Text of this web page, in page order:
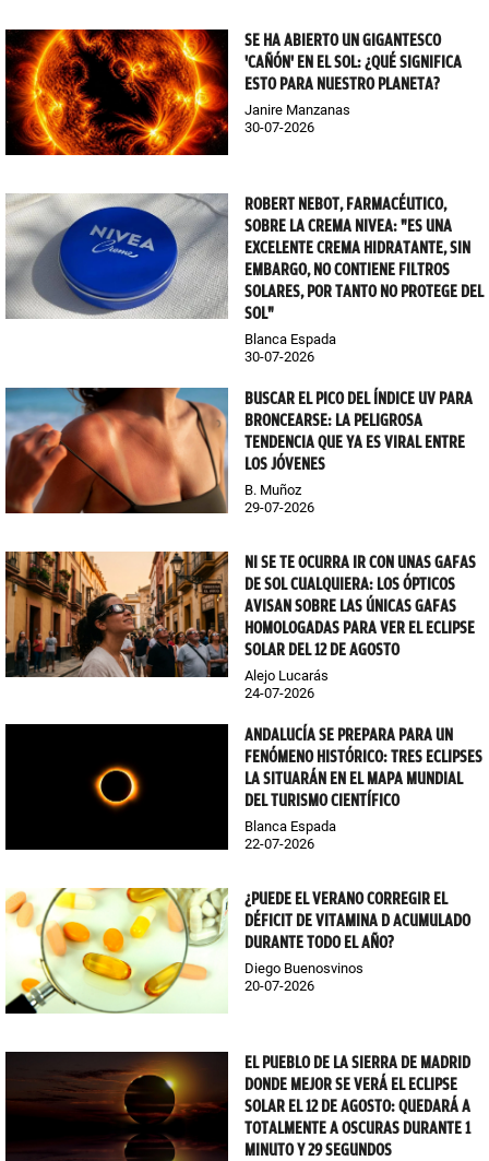
SE HA ABIERTO UN GIGANTESCO
'CAÑÓN' EN EL SOL: ¿QUÉ SIGNIFICA
ESTO PARA NUESTRO PLANETA?
Janire Manzanas
30-07-2026
ROBERT NEBOT, FARMACÉUTICO,
SOBRE LA CREMA NIVEA: "ES UNA
EXCELENTE CREMA HIDRATANTE, SIN
EMBARGO, NO CONTIENE FILTROS
SOLARES, POR TANTO NO PROTEGE DEL
SOL"
Blanca Espada
30-07-2026
BUSCAR EL PICO DEL ÍNDICE UV PARA
BRONCEARSE: LA PELIGROSA
TENDENCIA QUE YA ES VIRAL ENTRE
LOS JÓVENES
B. Muñoz
29-07-2026
NI SE TE OCURRA IR CON UNAS GAFAS
DE SOL CUALQUIERA: LOS ÓPTICOS
AVISAN SOBRE LAS ÚNICAS GAFAS
HOMOLOGADAS PARA VER EL ECLIPSE
SOLAR DEL 12 DE AGOSTO
Alejo Lucarás
24-07-2026
ANDALUCÍA SE PREPARA PARA UN
FENÓMENO HISTÓRICO: TRES ECLIPSES
LA SITUARÁN EN EL MAPA MUNDIAL
DEL TURISMO CIENTÍFICO
Blanca Espada
22-07-2026
¿PUEDE EL VERANO CORREGIR EL
DÉFICIT DE VITAMINA D ACUMULADO
DURANTE TODO EL AÑO?
Diego Buenosvinos
20-07-2026
EL PUEBLO DE LA SIERRA DE MADRID
DONDE MEJOR SE VERÁ EL ECLIPSE
SOLAR EL 12 DE AGOSTO: QUEDARÁ A
TOTALMENTE A OSCURAS DURANTE 1
MINUTO Y 29 SEGUNDOS